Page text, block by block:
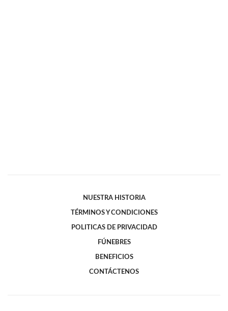
NUESTRA HISTORIA
TÉRMINOS Y CONDICIONES
POLITICAS DE PRIVACIDAD
FÚNEBRES
BENEFICIOS
CONTÁCTENOS